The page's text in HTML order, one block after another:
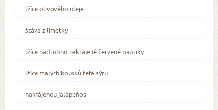
lžíce olivového oleje
šťáva z limetky
lžíce nadrobno nakrájené červené papriky
lžíce malých kousků feta sýru
nakrájenou jalapeňos